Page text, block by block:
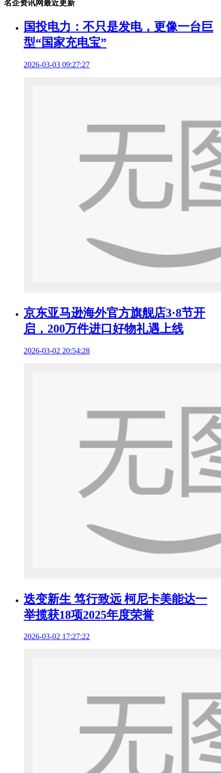
名企资讯网最近更新
国投电力：不只是发电，更像一台巨
型“国家充电宝”
2026-03-03 09:27:27
京东亚马逊海外官方旗舰店3·8节开
启，200万件进口好物礼遇上线
2026-03-02 20:54:28
迭变新生 笃行致远 柯尼卡美能达一
举揽获18项2025年度荣誉
2026-03-02 17:27:22